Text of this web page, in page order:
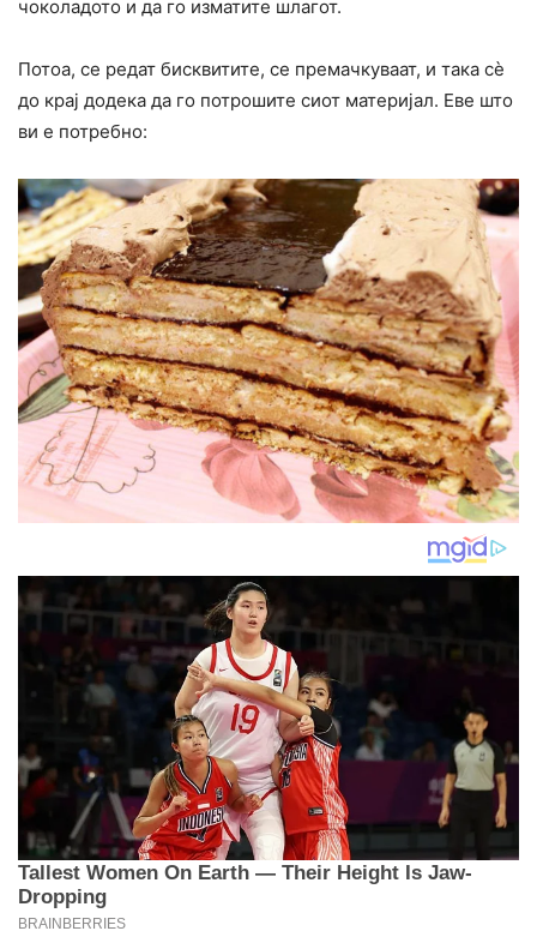
чоколадото и да го изматите шлагот.
Потоа, се редат бисквитите, се премачкуваат, и така сѐ
до крај додека да го потрошите сиот материјал. Еве што
ви е потребно: